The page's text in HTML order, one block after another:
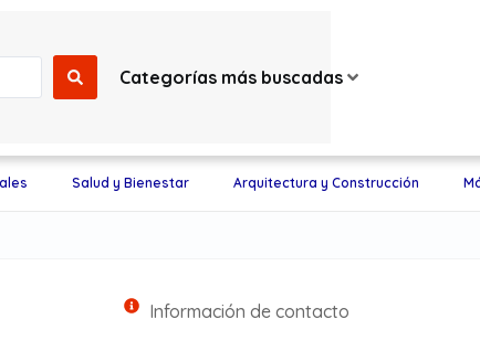
Categorías más buscadas
Salud y Bienestar Arquitectura y Construcción
Información de contacto